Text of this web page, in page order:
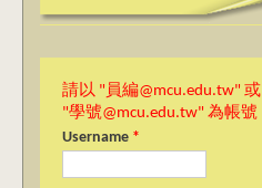
請以 "員編@mcu.edu.tw" 或
"學號@mcu.edu.tw" 為帳號
Username *